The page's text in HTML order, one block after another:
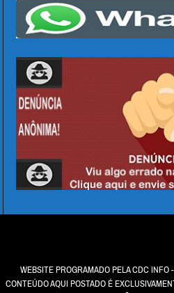
WEBSITE PROGRAMADO PELA CDC INFO
CONTEÚDO AQUI POSTADO É